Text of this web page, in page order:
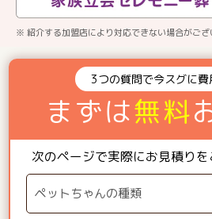
※ 紹介する加盟店により対応できない場合がござ
3つの質問で今スグに費
まずは無料
次のページで実際にお見積り